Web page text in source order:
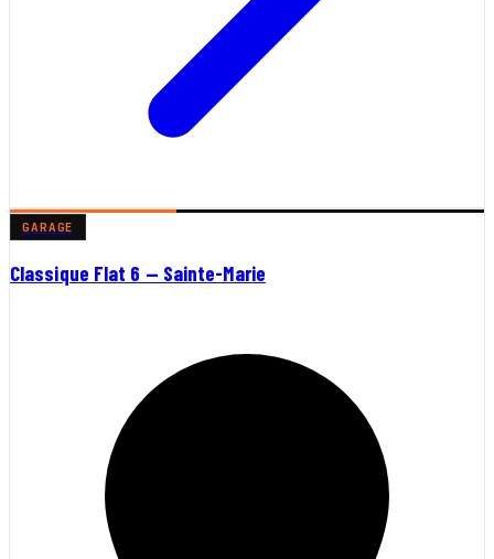
GARAGE
Classique Flat 6 — Sainte-Marie